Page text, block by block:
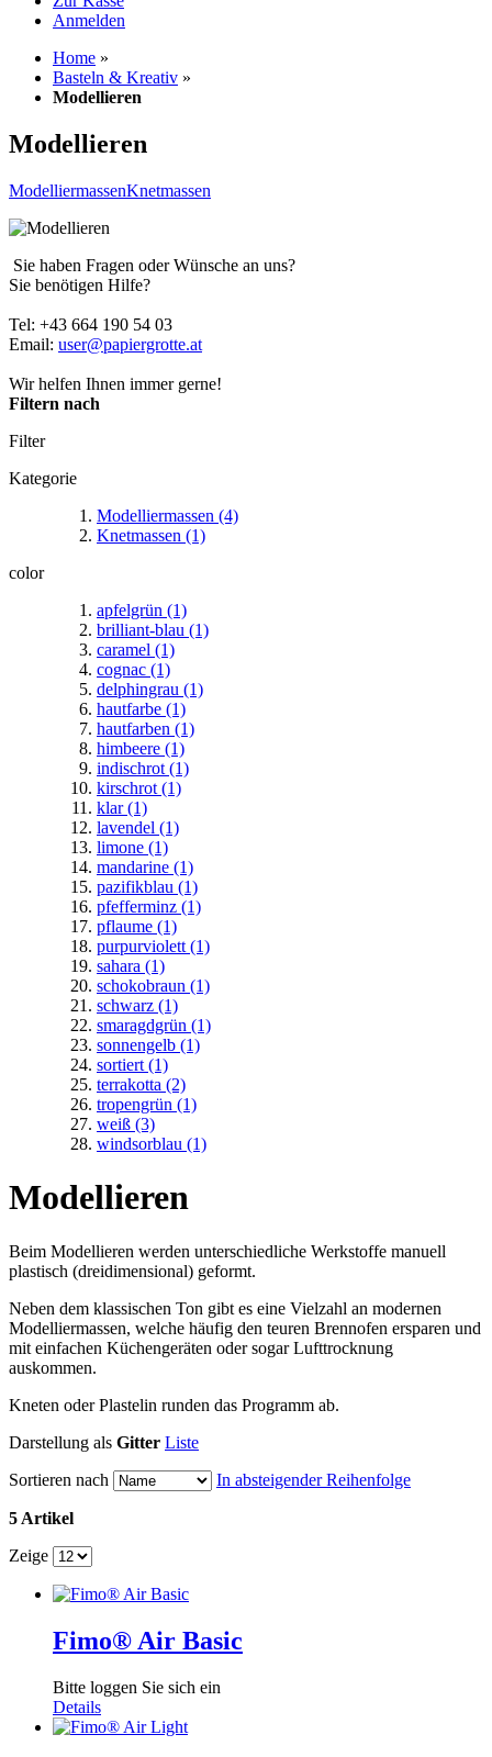
Anmelden
Home »
Basteln & Kreativ »
Modellieren
Modellieren
ModelliermassenKnetmassen
Sie haben Fragen oder Wünsche an uns?
Sie benötigen Hilfe?
Tel: +43 664 190 54 03
Email: user@papiergrotte.at
Wir helfen Ihnen immer gerne!
Filtern nach
Filter
Kategorie
Modelliermassen (4)
Knetmassen (1)
color
apfelgrün (1)
brilliant-blau (1)
caramel (1)
cognac (1)
delphingrau (1)
hautfarbe (1)
hautfarben (1)
himbeere (1)
indischrot (1)
kirschrot (1)
klar(1)
lavendel (1)
limone (1)
mandarine (1)
pazifikblau (1)
pfefferminz (1)
pflaume (1)
purpurviolett (1)
sahara (1)
schokobraun (1)
schwarz (1)
smaragdgrün (1)
sonnengelb (1)
sortiert (1)
terrakotta (2)
tropengrün (1)
weiß (3)
windsorblau (1)
Modellieren
Beim Modellieren werden unterschiedliche Werkstoffe manuell
plastisch (dreidimensional) geformt.
Neben dem klassischen Ton gibt es eine Vielzahl an modernen
Modelliermassen, welche häufig den teuren Brennofen ersparen und
mit einfachen Küchengeräten oder sogar Lufttrocknung
auskommen.
Kneten oder Plastelin runden das Programm ab.
Darstellung als Gitter Liste
Sortieren nach
In absteigender Reihenfolge
5 Artikel
Zeige
Fimo® Air Basic
Bitte loggen Sie sich ein
Details